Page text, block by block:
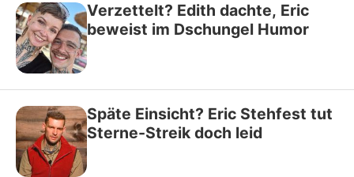
Verzettelt? Edith dachte, Eric
beweist im Dschungel Humor
Späte Einsicht? Eric Stehfest tut
Sterne-Streik doch leid